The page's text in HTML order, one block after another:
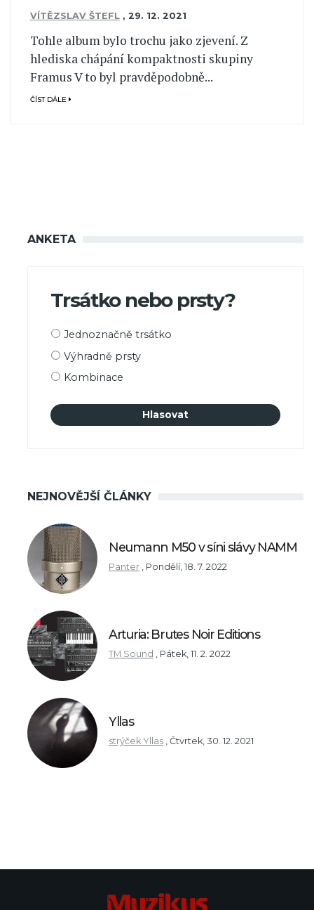
VÍTĚZSLAV ŠTEFL , 29. 12. 2021
Tohle album bylo trochu jako zjevení. Z
hlediska chápání kompaktnosti skupiny
Framus V to byl pravděpodobně...
ČÍST DÁLE
ANKETA
Trsátko nebo prsty?
Možnosti
Jednoznačně trsátko
Výhradně prsty
Kombinace
NEJNOVĚJŠÍ ČLÁNKY
Neumann M50 v síni slávy NAMM
Panter Pondělí, 18. 7. 2022
Arturia: Brutes Noir Editions
TM Sound Pátek, 11. 2. 2022
Yllas
strýček Yllas Čtvrtek, 30. 12. 2021